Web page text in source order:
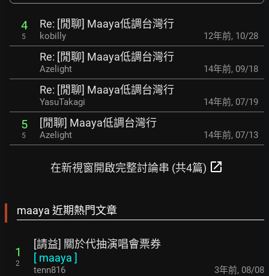
4
5
Re: [閒聊] Maaya低調台灣行
kobilly 12年前, 10/28
Re: [閒聊] Maaya低調台灣行
Azelight 14年前, 09/18
Re: [閒聊] Maaya低調台灣行
YasuTakagi 14年前, 07/19
5
5
[閒聊] Maaya低調台灣行
Azelight 14年前, 07/13
在新視窗開啟完整討論串 (共4篇) open_in_new
maaya 近期熱門文章
1
2
[請益] 關於代抽演唱會票券
[ maaya ]
tenn816 3年前, 08/08